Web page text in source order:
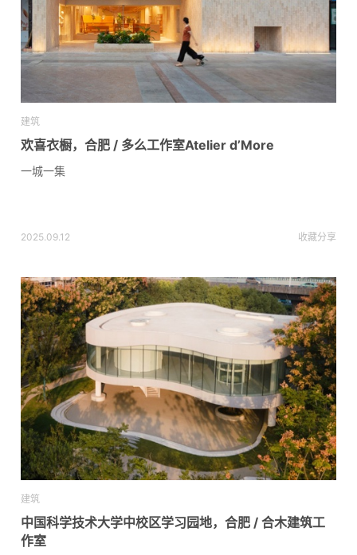
建筑
欢喜衣橱，合肥 / 多么工作室Atelier d’More
一城一集
2025.09.12 收藏分享
建筑
中国科学技术大学中校区学习园地，合肥 / 合木建筑工
作室